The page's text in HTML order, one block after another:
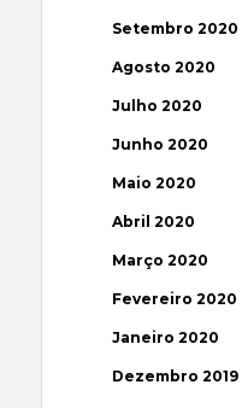
Setembro 2020
Agosto 2020
Julho 2020
Junho 2020
Maio 2020
Abril 2020
Março 2020
Fevereiro 2020
Janeiro 2020
Dezembro 2019